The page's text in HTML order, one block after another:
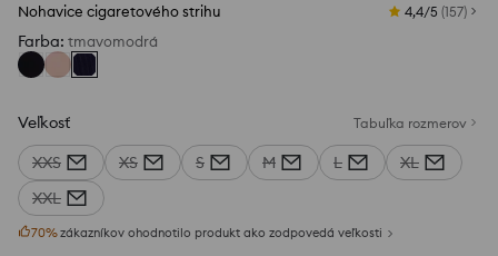
Nohavice cigaretového strihu 4,4/5 (157)
Farba: tmavomodrá
Veľkosť Tabuľka rozmerov
XXS XS S M L
XL
XXL
70%zákazníkov ohodnotilo produkt ako zodpovedá veľkosti